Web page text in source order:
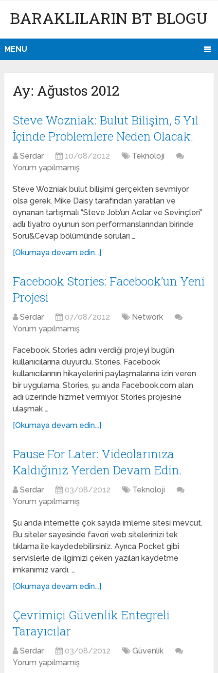
BARAKLILARIN BT BLOGU
MENU
Ay: Ağustos 2012
Steve Wozniak: Bulut Bilişim, 5 Yıl
İçinde Problemlere Neden Olacak.
Serdar 10/08/2012
Teknoloji
Yorum yapılmamış
Steve Wozniak bulut bilişimi gerçekten sevmiyor
olsa gerek. Mike Daisy tarafından yaratılan ve
oynanan tartışmalı “Steve Job’un Acılar ve Sevinçleri”
adlı tiyatro oyunun son performanslarından birinde
Soru&Cevap bölümünde soruları …
[Okumaya devam edin...]
Facebook Stories: Facebook’un Yeni
Projesi
Serdar 07/08/2012
Network
Yorum yapılmamış
Facebook, Stories adını verdiği projeyi bugün
kullanıcılarına duyurdu. Stories, Facebook
kullanıcılarının hikayelerini paylaşmalarına izin veren
bir uygulama. Stories, şu anda Facebook.com alan
adı üzerinde hizmet vermiyor. Stories projesine
ulaşmak …
[Okumaya devam edin...]
Pause For Later: Videolarınıza
Kaldığınız Yerden Devam Edin.
Serdar 03/08/2012
Teknoloji
Yorum yapılmamış
Şu anda internette çok sayıda imleme sitesi mevcut.
Bu siteler sayesinde favori web sitelerinizi tek
tıklama ile kaydedebilirsiniz. Ayrıca Pocket gibi
servislerle de ilgimizi çeken yazıları kaydetme
imkanımız vardı. …
[Okumaya devam edin...]
Çevrimiçi Güvenlik Entegreli
Tarayıcılar
Serdar 03/08/2012
Güvenlik
Yorum yapılmamış